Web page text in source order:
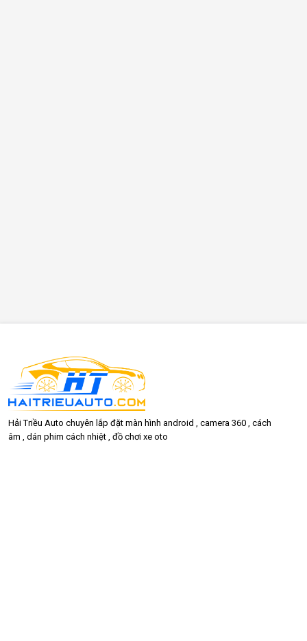
Hải Triều Auto chuyên lắp đặt màn hình android , camera 360 , cách
âm , dán phim cách nhiệt , đồ chơi xe oto